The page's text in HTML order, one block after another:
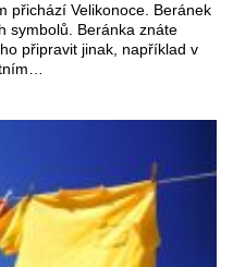
přichází Velikonoce. Beránek
symbolů. Beránka znáte
připravit jinak, například v